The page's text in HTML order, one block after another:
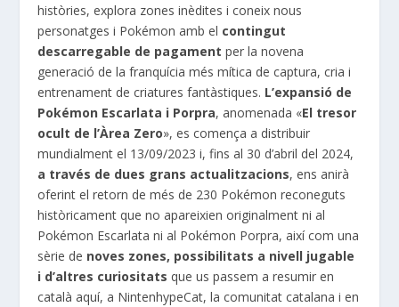
històries, explora zones inèdites i coneix nous
personatges i Pokémon amb el contingut
descarregable de pagament per la novena
generació de la franquícia més mítica de captura, cria i
entrenament de criatures fantàstiques. L’expansió de
Pokémon Escarlata i Porpra, anomenada «El tresor
ocult de l’Àrea Zero», es comença a distribuir
mundialment el 13/09/2023 i, fins al 30 d’abril del 2024,
a través de dues grans actualitzacions, ens anirà
oferint el retorn de més de 230 Pokémon reconeguts
històricament que no apareixien originalment ni al
Pokémon Escarlata ni al Pokémon Porpra, així com una
sèrie de noves zones, possibilitats a nivell jugable
i d’altres curiositats que us passem a resumir en
català aquí, a NintenhypeCat, la comunitat catalana i en